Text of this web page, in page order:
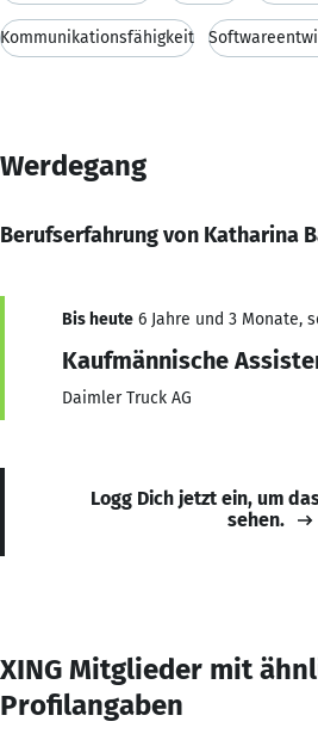
Kommunikationsfähigkeit
Werdegang
Berufserfahrung von Katharina
Bis heute 6 Jahre und 3 Monate,
Kaufmännische
Daimler Truck AG
Logg Dich jetzt ein, um
sehen.
XING Mitglieder mit
Profilangaben